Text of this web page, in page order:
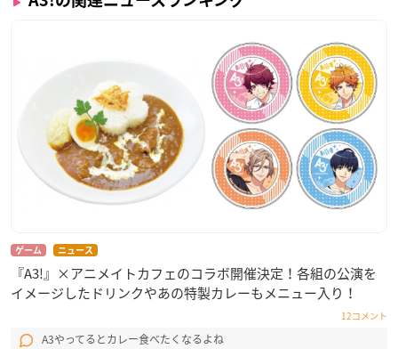
ゲーム ニュース
『A3!』×アニメイトカフェのコラボ開催決定！各組の公演を
イメージしたドリンクやあの特製カレーもメニュー入り！
12コメント
A3やってるとカレー食べたくなるよね